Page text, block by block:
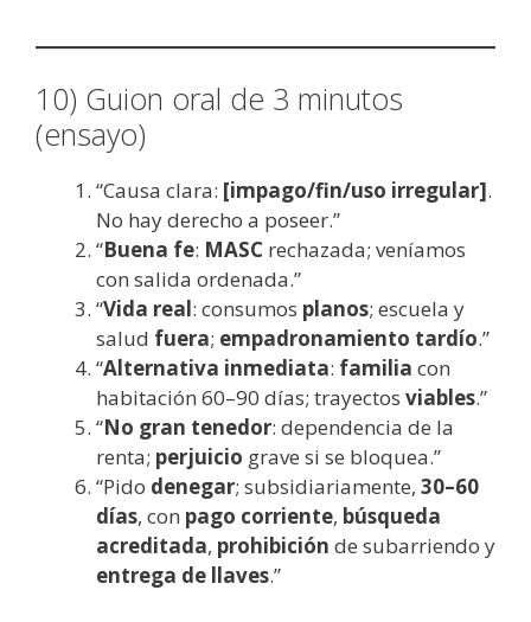
10) Guion oral de 3 minutos
(ensayo)
“Causa clara: [impago/fin/uso irregular].
No hay derecho a poseer.”
“Buena fe: MASC rechazada; veníamos
con salida ordenada.”
“Vida real: consumos planos; escuela y
salud fuera; empadronamiento tardío.”
“Alternativa inmediata: familia con
habitación 60–90 días; trayectos viables.”
“No gran tenedor: dependencia de la
renta; perjuicio grave si se bloquea.”
“Pido denegar; subsidiariamente, 30–60
días, con pago corriente, búsqueda
acreditada, prohibición de subarriendo y
entrega de llaves.”